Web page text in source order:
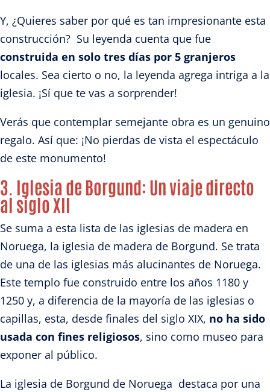
Y, ¿Quieres saber por qué es tan impresionante esta
construcción? Su leyenda cuenta que fue
construida en solo tres días por 5 granjeros
locales. Sea cierto o no, la leyenda agrega intriga a la
iglesia. ¡Sí que te vas a sorprender!
Verás que contemplar semejante obra es un genuino
regalo. Así que: ¡No pierdas de vista el espectáculo
de este monumento!
3. Iglesia de Borgund: Un viaje directo
al siglo XII
Se suma a esta lista de las iglesias de madera en
Noruega, la iglesia de madera de Borgund. Se trata
de una de las iglesias más alucinantes de Noruega.
Este templo fue construido entre los años 1180 y
1250 y, a diferencia de la mayoría de las iglesias o
capillas, esta, desde finales del siglo XIX, no ha sido
usada con fines religiosos, sino como museo para
exponer al público.
La iglesia de Borgund de Noruega destaca por una